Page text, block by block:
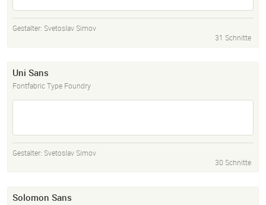
Gestalter: Svetoslav Simov
31 Schnitte
Uni Sans
Fontfabric Type Foundry
Gestalter: Svetoslav Simov
30 Schnitte
Solomon Sans